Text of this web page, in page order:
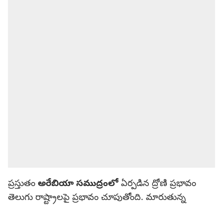
ప్రస్తుతం అరేబియా సముద్రంలో ఏర్పడిన ద్రోణి ప్రభావం
తెలుగు రాష్ట్రాలపై ప్రభావం చూపుతోంది. మారుతున్న